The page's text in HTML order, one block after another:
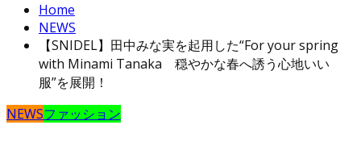
Home
NEWS
【SNIDEL】田中みな実を起用した“For your spring
with Minami Tanaka 穏やかな春へ誘う心地いい
服”を展開！
NEWSファッション